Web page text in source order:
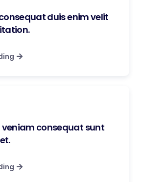
duis enim velit
veniam consequat sunt